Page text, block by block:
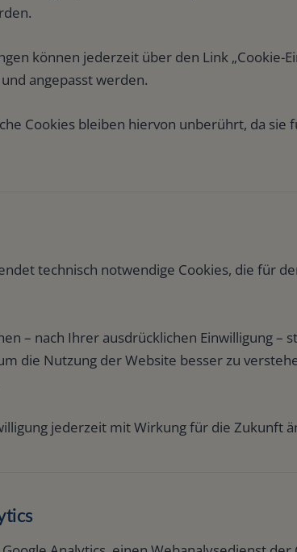
können jederzeit über den Link „Cookie-
angepasst werden.
Cookies bleiben hiervon unberührt, da sie
technisch notwendige Cookies, die für
– nach Ihrer ausdrücklichen Einwilligung –
die Nutzung der Website besser zu
jederzeit mit Wirkung für die Zukunft